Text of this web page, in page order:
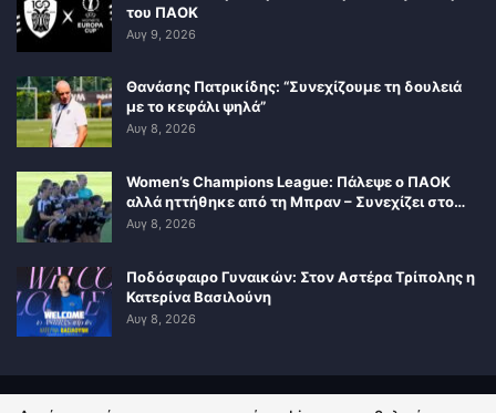
του ΠΑΟΚ
Αυγ 9, 2026
Θανάσης Πατρικίδης: “Συνεχίζουμε τη δουλειά
με το κεφάλι ψηλά”
Αυγ 8, 2026
Women’s Champions League: Πάλεψε ο ΠΑΟΚ
αλλά ηττήθηκε από τη Μπραν – Συνεχίζει στο…
Αυγ 8, 2026
Ποδόσφαιρο Γυναικών: Στον Αστέρα Τρίπολης η
Κατερίνα Βασιλούνη
Αυγ 8, 2026